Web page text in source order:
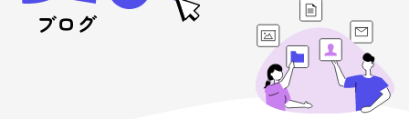
ブログ